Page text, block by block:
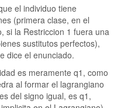
el individuo tiene
(primera clase, en el
si la Restriccion 1 fuera una
sustitutos perfectos),
dice el enunciado.
es meramente q1, como
al formar el lagrangiano
del signo igual, es q1,